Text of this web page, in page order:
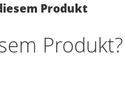
Produkt
Produkt?